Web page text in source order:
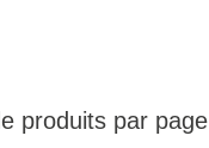
produits par page